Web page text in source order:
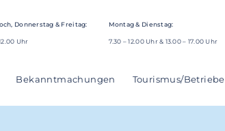
Donnerstag & Freitag:
Uhr
Montag & Dienstag:
7.30 – 12.00 Uhr & 13.00 – 17.00 Uhr
Bekanntmachungen Tourismus/Betriebe